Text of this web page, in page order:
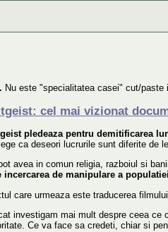
Nu este "specialitatea casei" cut/
cel mai vizionat
pledeaza pentru demitificarea
ca deseori lucrurile sunt diferite de
avea in comun religia, razboiul si
incercarea de manipulare a
care urmeaza este traducerea
investigam mai mult despre ceea ce
Ce va face sa credeti, chiar si